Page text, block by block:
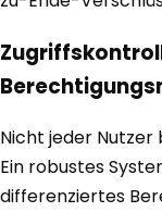
Nicht jeder
Ein robustes
differenziertes